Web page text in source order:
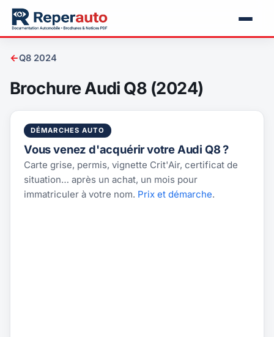
←Q8 2024
Brochure Audi Q8 (2024)
DÉMARCHES AUTO
Vous venez d'acquérir votre Audi Q8 ?
Carte grise, permis, vignette Crit'Air, certificat de
situation… après un achat, un mois pour
immatriculer à votre nom. Prix et démarche.